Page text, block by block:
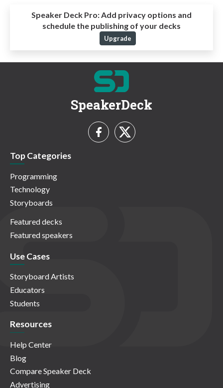
Speaker Deck Pro:Add privacy options and
schedule the publishing of your decks
Upgrade
SpeakerDeck
Top Categories
Programming
Technology
Storyboards
Featured decks
Featured speakers
Use Cases
Storyboard Artists
Educators
Students
Resources
Help Center
Blog
Compare Speaker Deck
Advertising